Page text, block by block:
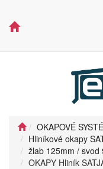
OKAPOVÉ
Hliníkové okapy
žlab 125mm / svod
OKAPY Hliník